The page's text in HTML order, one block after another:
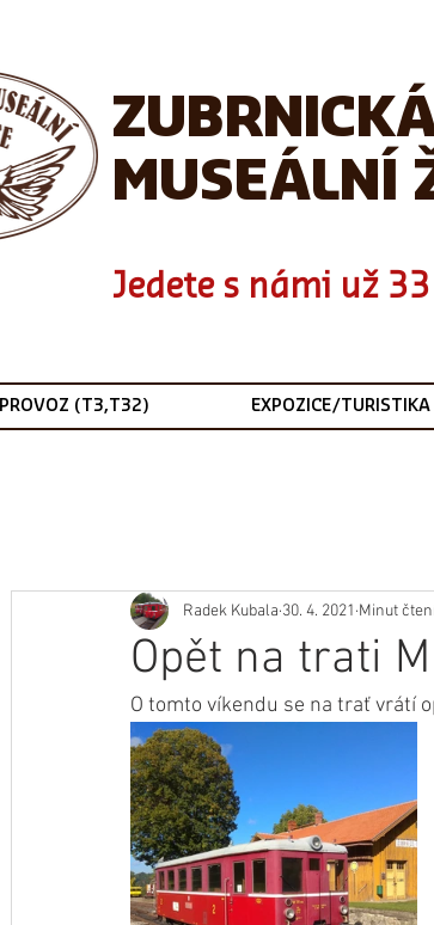
MUSEÁLNÍ
Jedete s námi už
PROVOZ (T3,T32) EXPOZICE/TURISTIKA
Opět na trati
Radek Kubala 30. 4. 2021 Minut
O tomto víkendu se na trať vrátí